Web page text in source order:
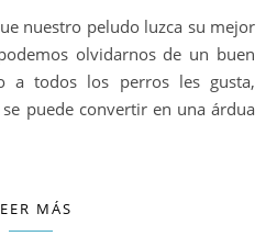
olvidarnos de un buen
a todos los perros les gusta,
puede convertir en una árdua
MÁS